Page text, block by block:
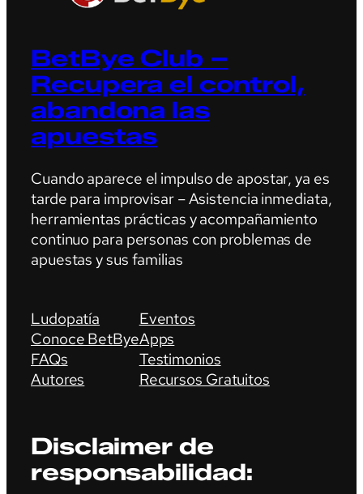
BetBye Club –
Recupera el control,
abandona las
apuestas
Cuando aparece el impulso de apostar, ya es
tarde para improvisar – Asistencia inmediata,
herramientas prácticas y acompañamiento
continuo para personas con problemas de
apuestas y sus familias
Ludopatía
Conoce BetBye
FAQs
Autores
Eventos
Apps
Testimonios
Recursos Gratuitos
Disclaimer de
responsabilidad: